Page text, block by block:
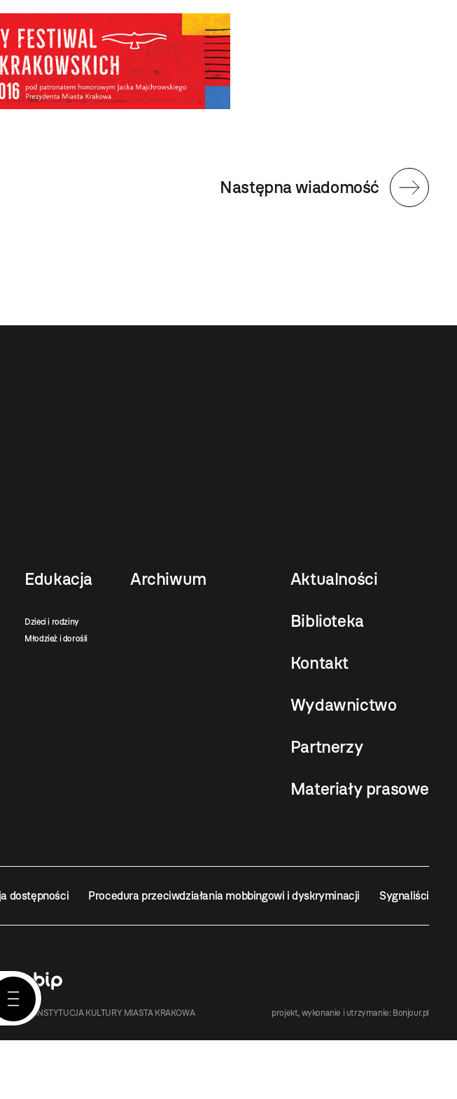
Następna wiadomość
Edukacja
Dzieci i rodziny
Młodzież i dorośli
Archiwum Aktualności
Biblioteka
Kontakt
Wydawnictwo
Partnerzy
Materiały prasowe
dostępności Procedura przeciwdziałania mobbingowi i dyskryminacji Sygnaliści
– INSTYTUCJA KULTURY MIASTA KRAKOWA projekt, wykonanie i utrzymanie: Bonjour.pl